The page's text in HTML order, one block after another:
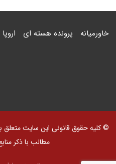
خاورمیانه پرونده هسته ای اروپا
© کلیه حقوق قانونی این سایت متعلق
مطالب با ذکر